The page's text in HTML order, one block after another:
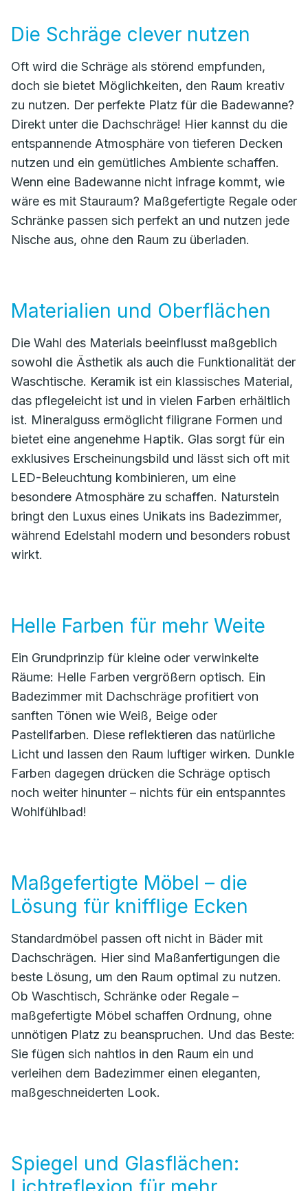
Die Schräge clever nutzen
Oft wird die Schräge als störend empfunden,
doch sie bietet Möglichkeiten, den Raum kreativ
zu nutzen. Der perfekte Platz für die Badewanne?
Direkt unter die Dachschräge! Hier kannst du die
entspannende Atmosphäre von tieferen Decken
nutzen und ein gemütliches Ambiente schaffen.
Wenn eine Badewanne nicht infrage kommt, wie
wäre es mit Stauraum? Maßgefertigte Regale oder
Schränke passen sich perfekt an und nutzen jede
Nische aus, ohne den Raum zu überladen.
Materialien und Oberflächen
Die Wahl des Materials beeinflusst maßgeblich
sowohl die Ästhetik als auch die Funktionalität der
Waschtische. Keramik ist ein klassisches Material,
das pflegeleicht ist und in vielen Farben erhältlich
ist. Mineralguss ermöglicht filigrane Formen und
bietet eine angenehme Haptik. Glas sorgt für ein
exklusives Erscheinungsbild und lässt sich oft mit
LED-Beleuchtung kombinieren, um eine
besondere Atmosphäre zu schaffen. Naturstein
bringt den Luxus eines Unikats ins Badezimmer,
während Edelstahl modern und besonders robust
wirkt.
Helle Farben für mehr Weite
Ein Grundprinzip für kleine oder verwinkelte
Räume: Helle Farben vergrößern optisch. Ein
Badezimmer mit Dachschräge profitiert von
sanften Tönen wie Weiß, Beige oder
Pastellfarben. Diese reflektieren das natürliche
Licht und lassen den Raum luftiger wirken. Dunkle
Farben dagegen drücken die Schräge optisch
noch weiter hinunter – nichts für ein entspanntes
Wohlfühlbad!
Maßgefertigte Möbel – die
Lösung für knifflige Ecken
Standardmöbel passen oft nicht in Bäder mit
Dachschrägen. Hier sind Maßanfertigungen die
beste Lösung, um den Raum optimal zu nutzen.
Ob Waschtisch, Schränke oder Regale –
maßgefertigte Möbel schaffen Ordnung, ohne
unnötigen Platz zu beanspruchen. Und das Beste:
Sie fügen sich nahtlos in den Raum ein und
verleihen dem Badezimmer einen eleganten,
maßgeschneiderten Look.
Spiegel und Glasflächen: